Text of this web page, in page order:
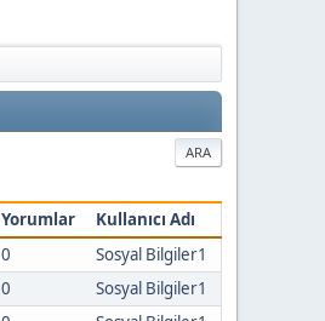
ARA
Yorumlar
Kullanıcı Adı
0
Sosyal Bilgiler1
0
Sosyal Bilgiler1